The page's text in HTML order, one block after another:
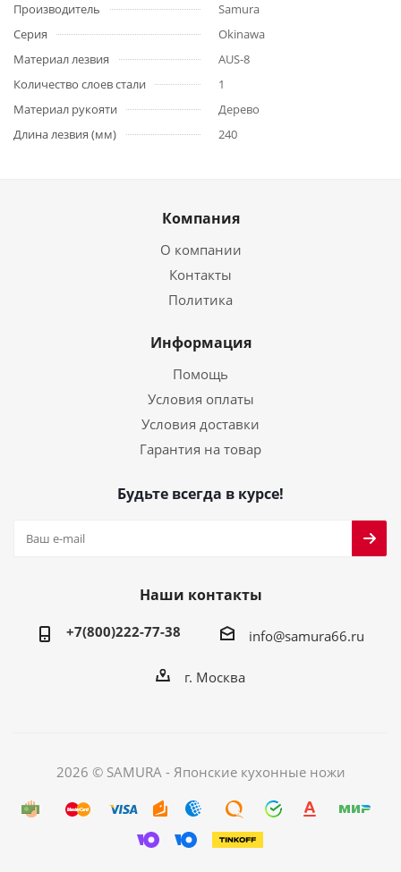
Производитель
Samura
Серия
Okinawa
Материал лезвия
AUS-8
Количество слоев стали
1
Материал рукояти
Дерево
Длина лезвия (мм)
240
Компания
О компании
Контакты
Политика
Информация
Помощь
Условия оплаты
Условия доставки
Гарантия на товар
Будьте всегда в курсе!
Наши контакты
+7(800)222-77-38 info@samura66.ru
г. Москва
2026 © SAMURA - Японские кухонные ножи